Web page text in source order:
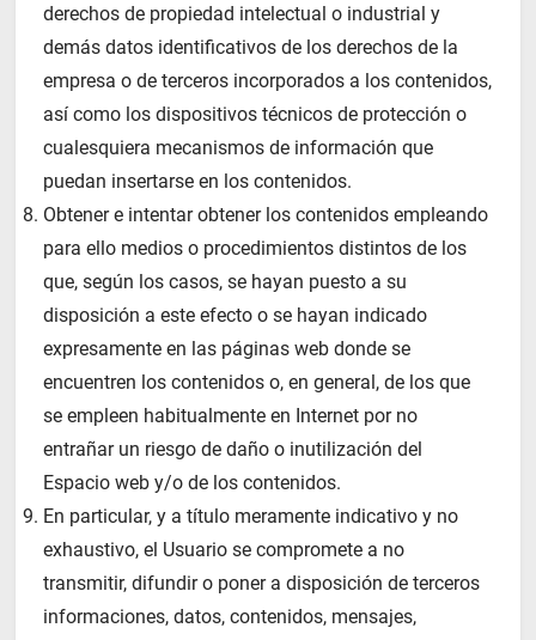
derechos de propiedad intelectual o industrial y
demás datos identificativos de los derechos de la
empresa o de terceros incorporados a los contenidos,
así como los dispositivos técnicos de protección o
cualesquiera mecanismos de información que
puedan insertarse en los contenidos.
Obtener e intentar obtener los contenidos empleando
para ello medios o procedimientos distintos de los
que, según los casos, se hayan puesto a su
disposición a este efecto o se hayan indicado
expresamente en las páginas web donde se
encuentren los contenidos o, en general, de los que
se empleen habitualmente en Internet por no
entrañar un riesgo de daño o inutilización del
Espacio web y/o de los contenidos.
En particular, y a título meramente indicativo y no
exhaustivo, el Usuario se compromete a no
transmitir, difundir o poner a disposición de terceros
informaciones, datos, contenidos, mensajes,